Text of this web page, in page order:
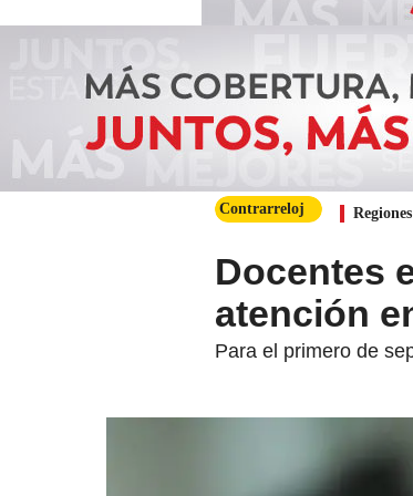
Contrarreloj Regiones
Docentes
atención
Para el primero de